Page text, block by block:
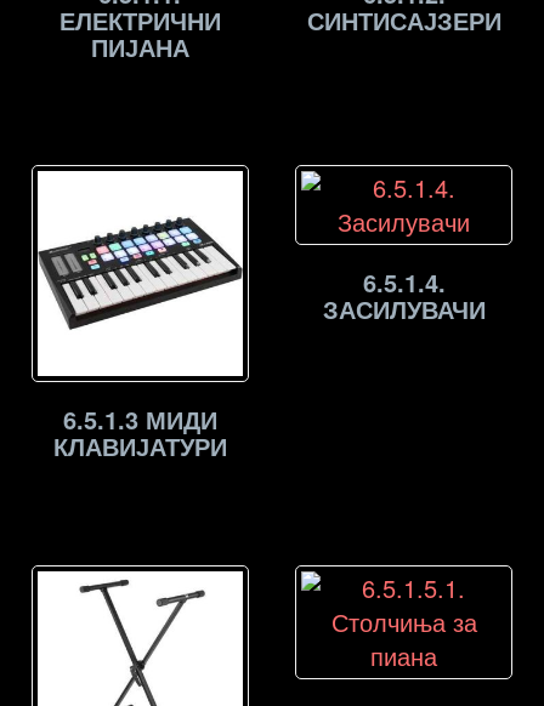
ЕЛЕКТРИЧНИ
ПИЈАНА
СИНТИСАЈЗЕРИ
6.5.1.3 МИДИ
КЛАВИЈАТУРИ
6.5.1.4.
ЗАСИЛУВАЧИ